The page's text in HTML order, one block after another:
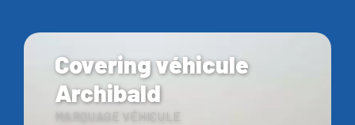
Covering véhicule
Archibald
MARQUAGE VÉHICULE